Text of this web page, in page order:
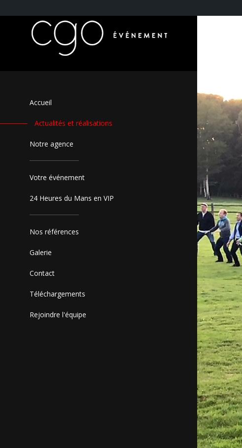
Accueil
Actualités et réalisations
Notre agence
Votre événement
24 Heures du Mans en VIP
Nos références
Galerie
Contact
Téléchargements
Rejoindre l'équipe